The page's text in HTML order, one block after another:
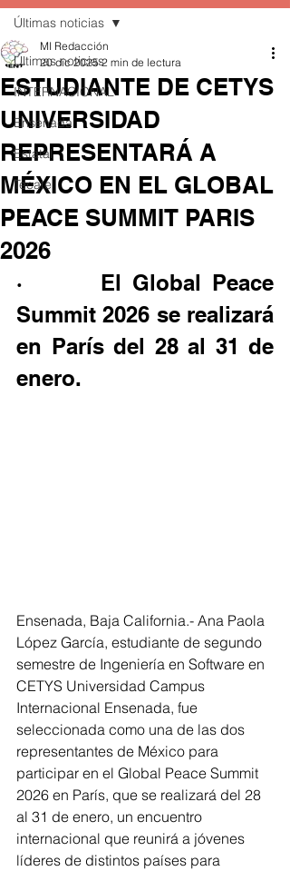
Últimas noticias
INTERNACIONAL
Ensenada
Estatal
Tecate
Últimas noticias
ESTUDIANTE DE CETYS
UNIVERSIDAD
REPRESENTARÁ A
MÉXICO EN EL GLOBAL
PEACE SUMMIT PARIS
2026
MI Redacción
20 dic 2025 2 min de lectura
·       El Global Peace
Summit 2026 se realizará
en París del 28 al 31 de
enero.
Ensenada, Baja California.- Ana Paola
López García, estudiante de segundo
semestre de Ingeniería en Software en
CETYS Universidad Campus
Internacional Ensenada, fue
seleccionada como una de las dos
representantes de México para
participar en el Global Peace Summit
2026 en París, que se realizará del 28
al 31 de enero, un encuentro
internacional que reunirá a jóvenes
líderes de distintos países para